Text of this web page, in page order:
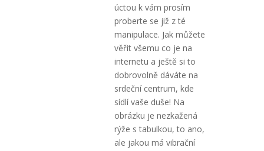
úctou k vám prosím
proberte se již z té
manipulace. Jak můžete
věřit všemu co je na
internetu a ještě si to
dobrovolně dáváte na
srdeční centrum, kde
sídlí vaše duše! Na
obrázku je nezkažená
rýže s tabulkou, to ano,
ale jakou má vibrační